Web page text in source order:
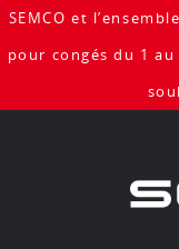
SEMCO et
pour congés du 1